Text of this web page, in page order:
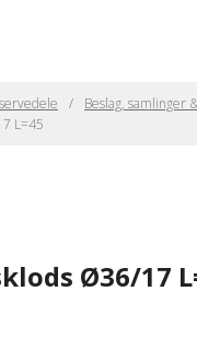
Beslag, samlinger
L=45
Ø36/17